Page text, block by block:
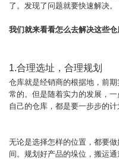
了。发现了问题就要快速解决。
我们就来看看怎么去解决这些仓
1.合理选址，合理规划
仓库就是经销商的根据地，前
常的。但是随着实力的发展，
自己的仓库，都是要一步步的计
无论是选择怎样的位置，都要
间。规划好产品的垛位，搬运